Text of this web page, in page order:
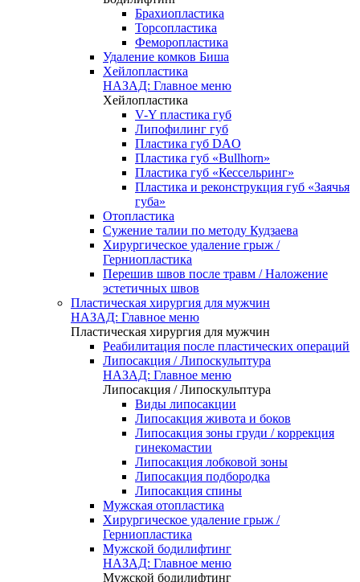
Брахиопластика
Торсопластика
Феморопластика
Удаление комков Биша
Хейлопластика
НАЗАД: Главное меню
Хейлопластика
V-Y пластика губ
Липофилинг губ
Пластика губ DAO
Пластика губ «Bullhorn»
Пластика губ «Кессельринг»
Пластика и реконструкция губ «Заячья
губа»
Отопластика
Сужение талии по методу Кудзаева
Хирургическое удаление грыж /
Герниопластика
Перешив швов после травм / Наложение
эстетичных швов
Пластическая хирургия для мужчин
НАЗАД: Главное меню
Пластическая хирургия для мужчин
Реабилитация после пластических операций
Липосакция / Липоскульптура
НАЗАД: Главное меню
Липосакция / Липоскульптура
Виды липосакции
Липосакция живота и боков
Липосакция зоны груди / коррекция
гинекомастии
Липосакция лобковой зоны
Липосакция подбородка
Липосакция спины
Мужская отопластика
Хирургическое удаление грыж /
Герниопластика
Мужской бодилифтинг
НАЗАД: Главное меню
Мужской бодилифтинг